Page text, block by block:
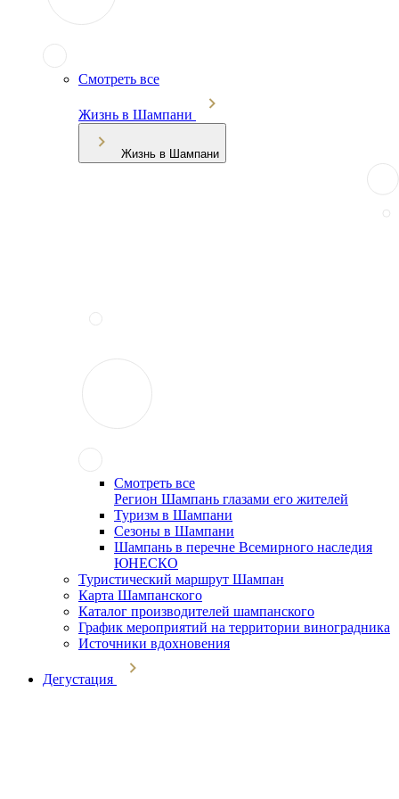
Смотреть все
Жизнь в Шампани
Жизнь в Шампани
Смотреть все
Регион Шампань глазами его жителей
Туризм в Шампани
Сезоны в Шампани
Шампань в перечне Всемирного наследия
ЮНЕСКО
Туристический маршрут Шампан
Карта Шампанского
Каталог производителей шампанского
График мероприятий на территории виноградника
Источники вдохновения
Дегустация